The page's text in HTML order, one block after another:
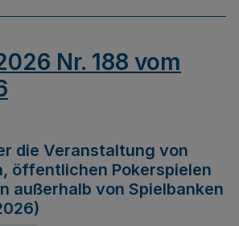
Nr. 188 vom
die Veranstaltung von
öffentlichen Pokerspielen
außerhalb von Spielbanken